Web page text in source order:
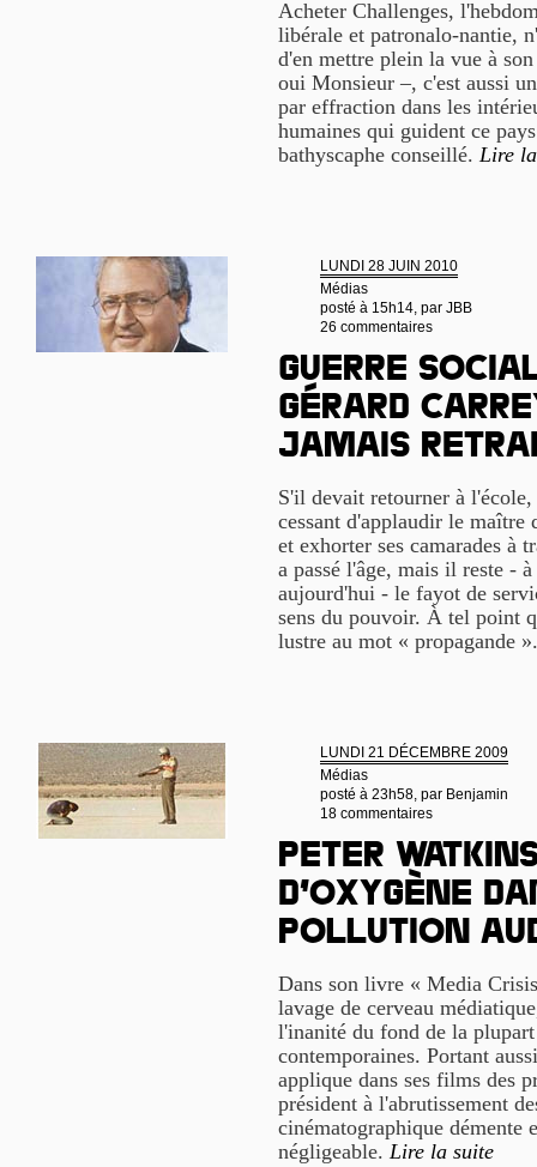
Acheter Challenges,
libérale et patronalo-nantie,
d'en mettre plein la vue à
oui Monsieur –, c'est aussi
par effraction dans les
humaines qui guident ce
bathyscaphe conseillé. Lire
LUNDI 28 JUIN 2010
Médias
posté à 15h14, par JBB
26 commentaires
Guerre
Gérard
jamais
S'il devait retourner à
cessant d'applaudir le
et exhorter ses camarades à
a passé l'âge, mais il reste -
aujourd'hui - le fayot de
sens du pouvoir. À tel point
lustre au mot « propagande
LUNDI 21 DÉCEMBRE 2009
Médias
posté à 23h58, par Benjamin
18 commentaires
Peter
d’oxygène
pollution
Dans son livre « Media
lavage de cerveau
l'inanité du fond de la
contemporaines. Portant
applique dans ses films des
président à l'abrutissement
cinématographique
négligeable. Lire la suite